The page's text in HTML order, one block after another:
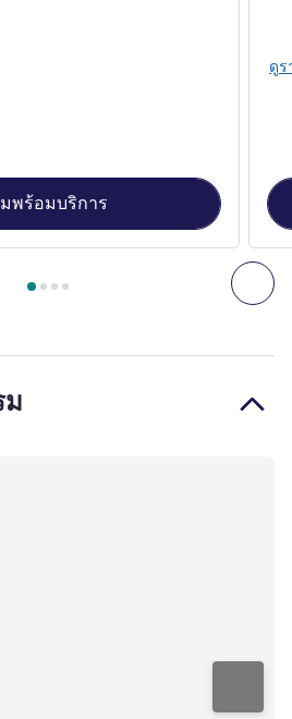
ถั
Superior Room with 1 King-size
พร้อมบริการ
ดูร
ม